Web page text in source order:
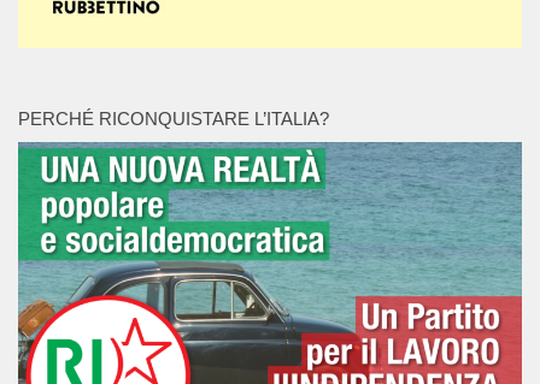
PERCHÉ RICONQUISTARE L’ITALIA?